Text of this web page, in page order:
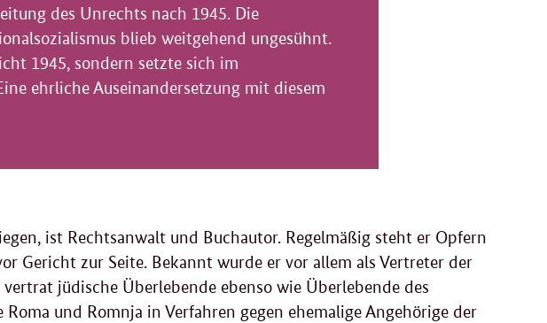
des Unrechts nach 1945. Die
blieb weitgehend ungesühnt.
1945, sondern setzte sich im
ehrliche Auseinandersetzung mit diesem
ist Rechtsanwalt und Buchautor. Regelmäßig steht er Opfern
Gericht zur Seite. Bekannt wurde er vor allem als Vertreter der
jüdische Überlebende ebenso wie Überlebende des
und Romnja in Verfahren gegen ehemalige Angehörige der